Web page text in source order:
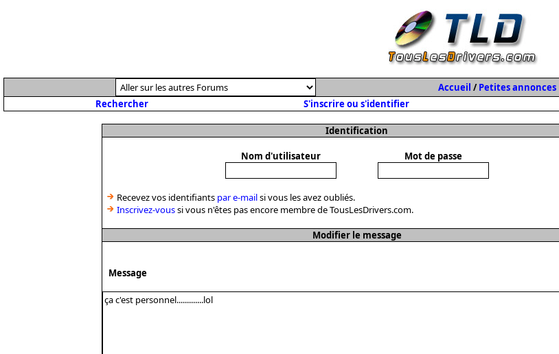
Accueil /Petites annonces
Rechercher
S'inscrire ou s'identifier
Identification
Nom d'utilisateur Mot de passe
Recevez vos identifiants par e-mailsi vous les avez oubliés.
Inscrivez-voussi vous n'êtes pas encore membre de TousLesDrivers.com.
Modifier le message
Message